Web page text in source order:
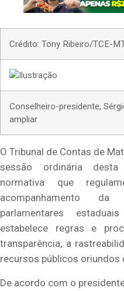
Crédito: Tony Ribeiro/TCE-
Conselheiro-presidente,
ampliar
O Tribunal de Contas de
sessão ordinária
normativa que
acompanhamento
parlamentares
estabelece regras e
transparência, a
recursos públicos
De acordo com o